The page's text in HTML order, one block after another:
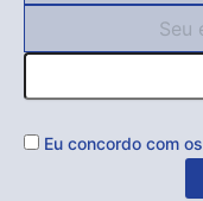
Eu concordo com os